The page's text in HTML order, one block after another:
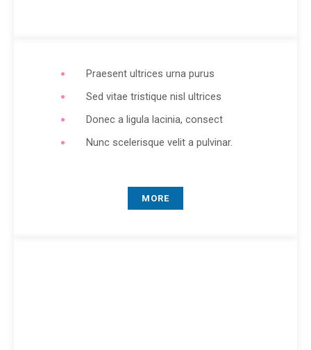
Praesent ultrices urna purus
Sed vitae tristique nisl ultrices
Donec a ligula lacinia, consect
Nunc scelerisque velit a pulvinar.
MORE